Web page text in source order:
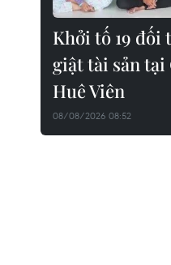
Khởi tố 19 đối
giật tài sản tại
Huê Viên
08/08/2026 08:52